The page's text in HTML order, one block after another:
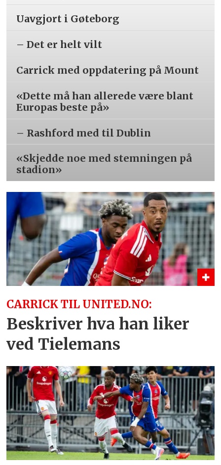
Uavgjort i Gøteborg
– Det er helt vilt
Carrick med oppdatering på Mount
«Dette må han allerede være blant
Europas beste på»
– Rashford med til Dublin
«Skjedde noe med stemningen på
stadion»
CARRICK TIL UNITED.NO:
Beskriver hva han liker
ved Tielemans